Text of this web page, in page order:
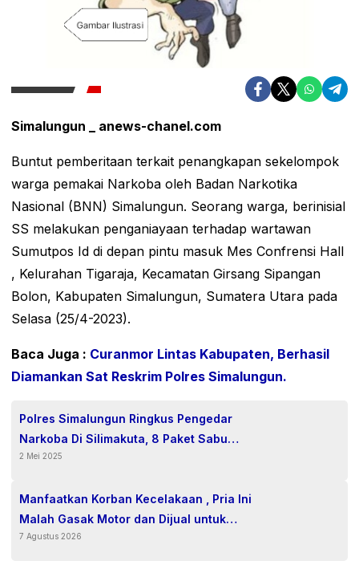
Simalungun _ anews-chanel.com
Buntut pemberitaan terkait penangkapan sekelompok
warga pemakai Narkoba oleh Badan Narkotika
Nasional (BNN) Simalungun. Seorang warga, berinisial
SS melakukan penganiayaan terhadap wartawan
Sumutpos Id di depan pintu masuk Mes Confrensi Hall
, Kelurahan Tigaraja, Kecamatan Girsang Sipangan
Bolon, Kabupaten Simalungun, Sumatera Utara pada
Selasa (25/4-2023).
Baca Juga : Curanmor Lintas Kabupaten, Berhasil
Diamankan Sat Reskrim Polres Simalungun.
Polres Simalungun Ringkus Pengedar
Narkoba Di Silimakuta, 8 Paket Sabu
Diamankan
2 Mei 2025
Manfaatkan Korban Kecelakaan , Pria Ini
Malah Gasak Motor dan Dijual untuk
Narkoba serta Judi Online
7 Agustus 2026